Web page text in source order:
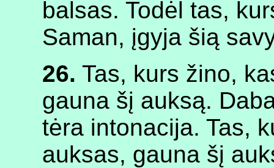
balsas. Todėl tas,
Saman, įgyja šią
26. Tas, kurs žino,
gauna šį auksą.
tėra intonacija. Tas,
auksas, gauna šį